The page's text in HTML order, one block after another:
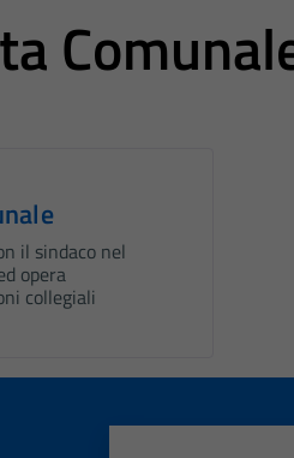
il sindaco nel
opera
collegiali